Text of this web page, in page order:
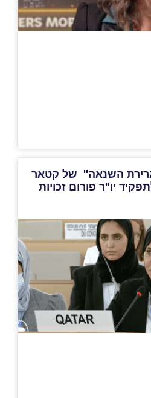
השנאה" של קטאר
יו"ר פורום זכויות